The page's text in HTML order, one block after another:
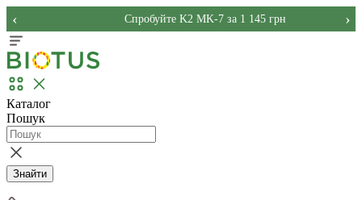
Спробуйте K2 MK-7 за 1 145 грн
‹ ›
Каталог
Пошук
Знайти